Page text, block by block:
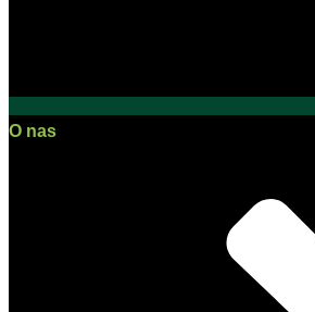
O nas